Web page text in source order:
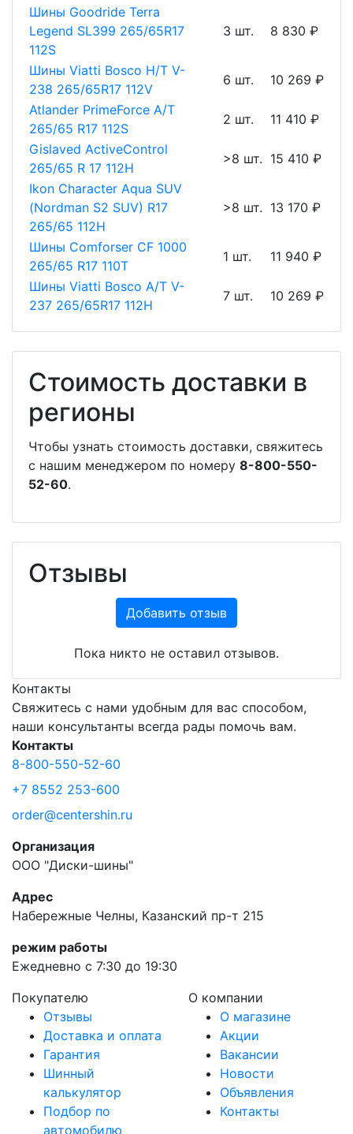
Шины Goodride Terra
Legend SL399 265/65R17
112S
3 шт. 8 830 ₽
Шины Viatti Bosco H/T V-
238 265/65R17 112V
6 шт.
10 269 ₽
Atlander PrimeForce A/T
265/65 R17 112S
2 шт.
11 410 ₽
Gislaved ActiveControl
265/65 R 17 112H
>8 шт. 15 410 ₽
Ikon Character Aqua SUV
(Nordman S2 SUV) R17
265/65 112H
>8 шт. 13 170 ₽
Шины Comforser CF 1000
265/65 R17 110Т
1 шт.
11 940 ₽
Шины Viatti Bosco A/T V-
237 265/65R17 112H
7 шт. 10 269 ₽
Стоимость доставки в
регионы
Чтобы узнать стоимость доставки, свяжитесь
с нашим менеджером по номеру 8-800-550-
52-60.
Отзывы
Добавить отзыв
Пока никто не оставил отзывов.
Контакты
Свяжитесь с нами удобным для вас способом,
наши консультанты всегда рады помочь вам.
Контакты
8-800-550-52-60
+7 8552 253-600
order@centershin.ru
Организация
ООО "Диски-шины"
Адрес
Набережные Челны, Казанский пр-т 215
режим работы
Ежедневно с 7:30 до 19:30
Покупателю
Отзывы
Доставка и оплата
Гарантия
Шинный
калькулятор
Подбор по
автомобилю
О компании
О магазине
Акции
Вакансии
Новости
Объявления
Контакты